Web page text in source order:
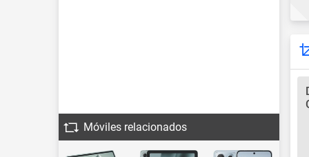
Móviles relacionados